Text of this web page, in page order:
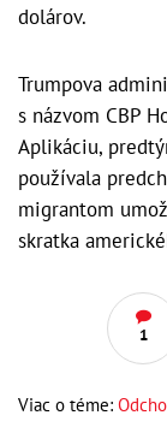
dolárov.
Trumpova
s názvom CBP
Aplikáciu,
používala
migrantom
skratka
1
Viac o téme: